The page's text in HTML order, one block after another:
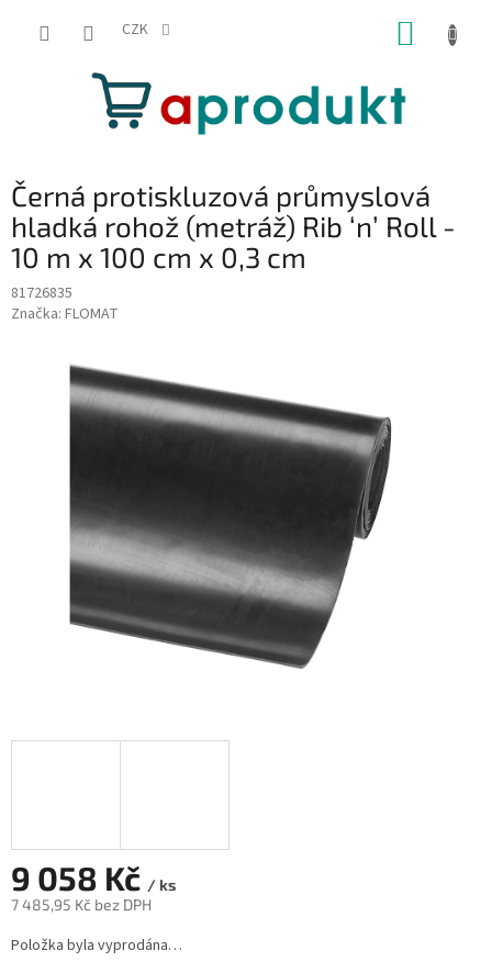
CZK
Černá protiskluzová průmyslová
hladká rohož (metráž) Rib ‘n’ Roll -
10 m x 100 cm x 0,3 cm
81726835
Značka: FLOMAT
9 058 Kč / ks
7 485,95 Kč bez DPH
Měrná
cena:
Položka byla vyprodána…